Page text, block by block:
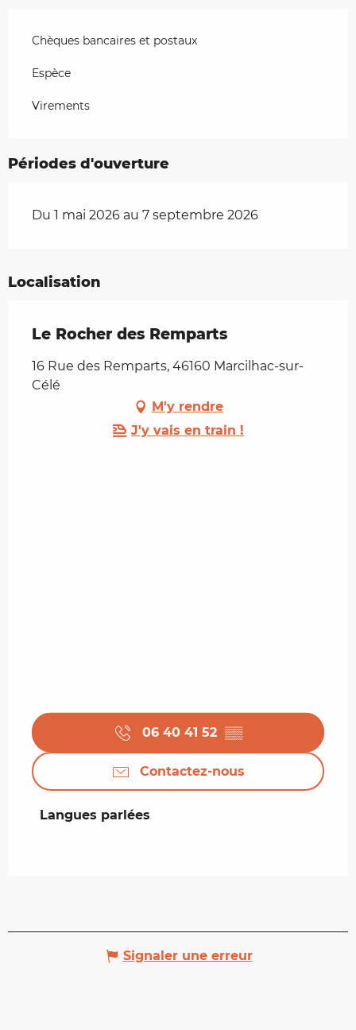
Chèques bancaires et postaux
Espèce
Virements
Périodes d'ouverture
Du 1 mai 2026 au 7 septembre 2026
Localisation
Le Rocher des Remparts
16 Rue des Remparts, 46160 Marcilhac-sur-
Célé
M'y rendre
J'y vais en train !
06 40 41 52 ▒▒
Contactez-nous
Langues parlées
Langues parlées
Signaler une erreur